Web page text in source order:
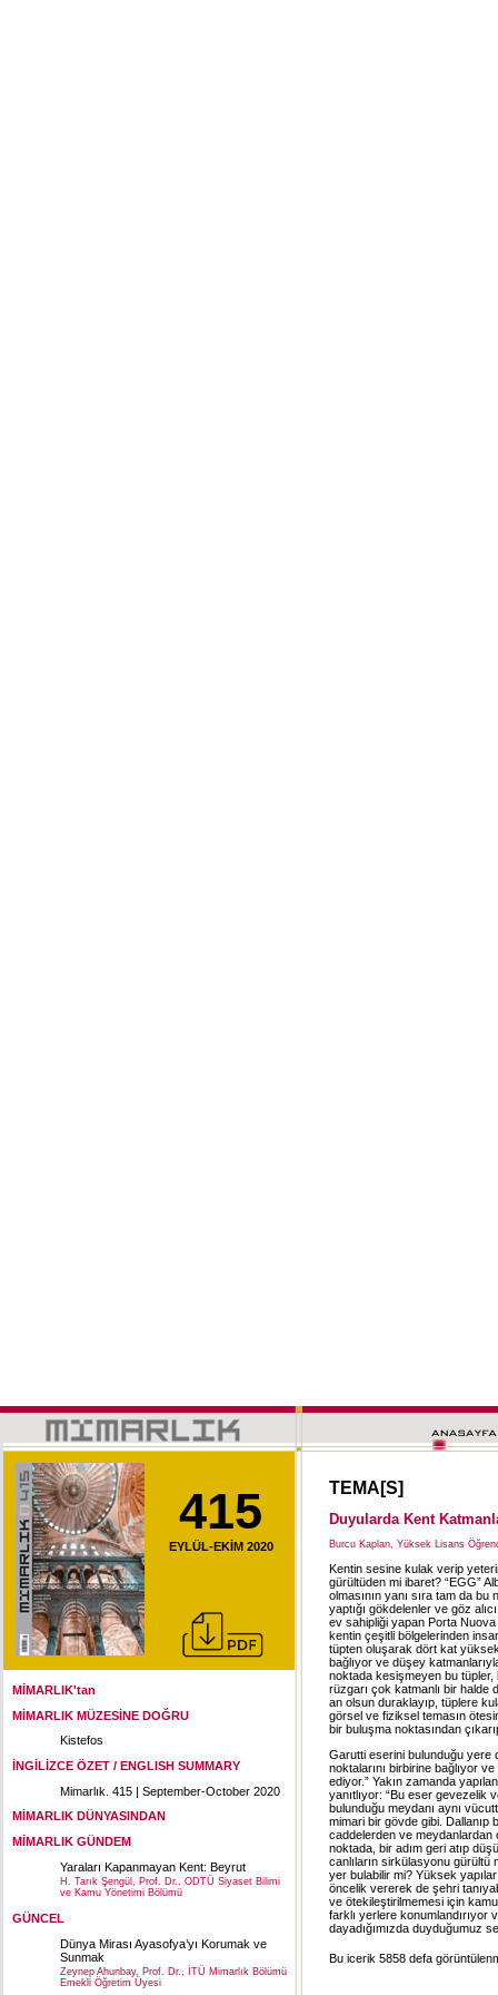
415
EYLÜL-EKİM 2020
MİMARLIK'tan
MİMARLIK MÜZESİNE DOĞRU
Kistefos
İNGİLİZCE ÖZET / ENGLISH SUMMARY
Mimarlık. 415 | September-October 2020
MİMARLIK DÜNYASINDAN
MİMARLIK GÜNDEM
Yaraları Kapanmayan Kent: Beyrut
H. Tarık Şengül, Prof. Dr., ODTÜ Siyaset Bilimi
ve Kamu Yönetimi Bölümü
GÜNCEL
Dünya Mirası Ayasofya’yı Korumak ve
Sunmak
Zeynep Ahunbay, Prof. Dr., İTÜ Mimarlık Bölümü
Emekli Öğretim Üyesi
TEMA[S]
Duyularda Kent
Burcu Kaplan, Yüksek Lisans
Kentin sesine kulak verip
gürültüden mi ibaret? “EGG”
olmasının yanı sıra tam da
yaptığı gökdelenler ve göz
ev sahipliği yapan Porta Nuova
kentin çeşitli bölgelerinden
tüpten oluşarak dört kat
bağlıyor ve düşey
noktada kesişmeyen bu tüpler,
rüzgarı çok katmanlı bir halde
an olsun duraklayıp, tüplere
görsel ve fiziksel temasın
bir buluşma noktasından
Garutti eserini bulunduğu yere
noktalarını birbirine bağlıyor
ediyor.” Yakın zamanda
yanıtlıyor: “Bu eser gevezelik
bulunduğu meydanı aynı
mimari bir gövde gibi. Dallanıp
caddelerden ve meydanlardan
noktada, bir adım geri atıp
canlıların sirkülasyonu
yer bulabilir mi? Yüksek
öncelik vererek de şehri
ve ötekileştirilmemesi için
farklı yerlere konumlandırıyor
dayadığımızda duyduğumuz
Bu icerik 5858 defa